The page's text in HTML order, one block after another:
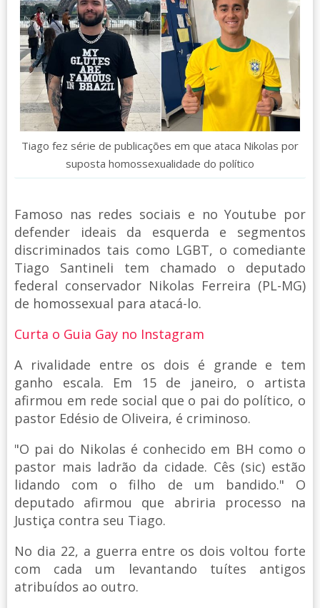
Tiago fez série de publicações em que ataca Nikolas por
suposta homossexualidade do político
Famoso nas redes sociais e no Youtube por
defender ideais da esquerda e segmentos
discriminados tais como LGBT, o comediante
Tiago Santineli tem chamado o deputado
federal conservador Nikolas Ferreira (PL-MG)
de homossexual para atacá-lo.
Curta o Guia Gay no Instagram
A rivalidade entre os dois é grande e tem
ganho escala. Em 15 de janeiro, o artista
afirmou em rede social que o pai do político, o
pastor Edésio de Oliveira, é criminoso.
"O pai do Nikolas é conhecido em BH como o
pastor mais ladrão da cidade. Cês (sic) estão
lidando com o filho de um bandido." O
deputado afirmou que abriria processo na
Justiça contra seu Tiago.
No dia 22, a guerra entre os dois voltou forte
com cada um levantando tuítes antigos
atribuídos ao outro.